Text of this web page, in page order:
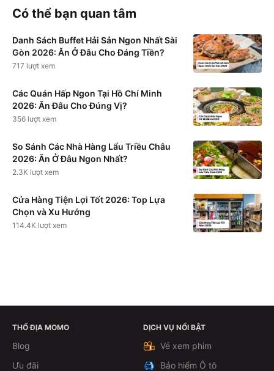
Có thể bạn quan tâm
Danh Sách Buffet Hải Sản Ngon Nhất Sài
Gòn 2026: Ăn Ở Đâu Cho Đáng Tiền?
717 lượt xem
Các Quán Hấp Ngon Tại Hồ Chí Minh
2026: Ăn Đâu Cho Đúng Vị?
356 lượt xem
So Sánh Các Nhà Hàng Lẩu Triều Châu
2026: Ăn Ở Đâu Ngon Nhất?
2.3K lượt xem
Cửa Hàng Tiện Lợi Tốt 2026: Top Lựa
Chọn và Xu Hướng
114.4K lượt xem
Xem chi tiết
THỔ ĐỊA MOMO
Blog
Ưu đãi
DỊCH VỤ NỔI BẬT
Vé xem phim
Bảo hiểm Ô tô